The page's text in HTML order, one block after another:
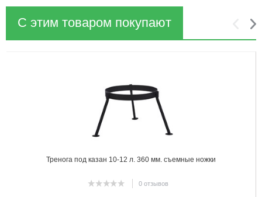
С этим товаром покупают
Тренога под казан 10-12 л. 360 мм. съемные ножки
0 отзывов